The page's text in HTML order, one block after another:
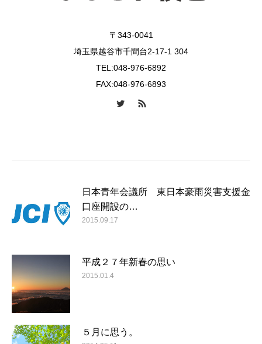
〒343-0041
埼玉県越谷市千間台2-17-1 304
TEL:048-976-6892
FAX:048-976-6893
日本青年会議所 東日本豪雨災害支援金
口座開設の…
2015.09.17
平成２７年新春の思い
2015.01.4
５月に思う。